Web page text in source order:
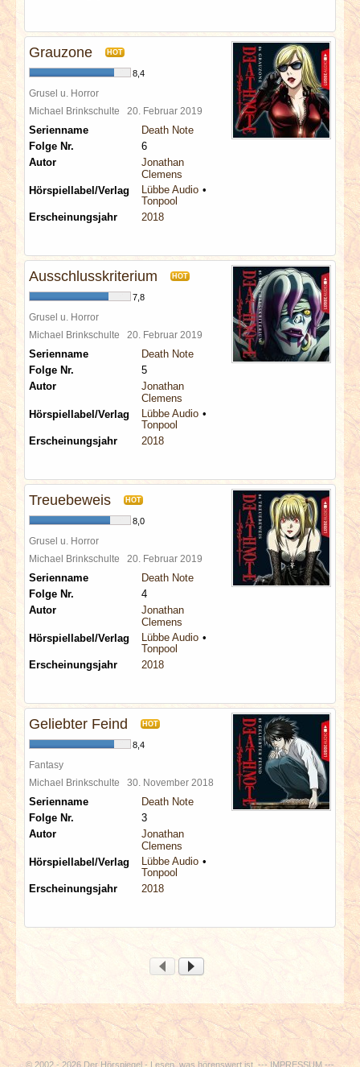
Grauzone HOT
8,4
Grusel u. Horror
Michael Brinkschulte 20. Februar 2019
Serienname
Death Note
Folge Nr.
6
Autor
Jonathan
Clemens
Hörspiellabel/Verlag
Lübbe Audio
Tonpool
Erscheinungsjahr
2018
Ausschlusskriterium HOT
7,8
Grusel u. Horror
Michael Brinkschulte 20. Februar 2019
Serienname
Death Note
Folge Nr.
5
Autor
Jonathan
Clemens
Hörspiellabel/Verlag
Lübbe Audio
Tonpool
Erscheinungsjahr
2018
Treuebeweis HOT
8,0
Grusel u. Horror
Michael Brinkschulte 20. Februar 2019
Serienname
Death Note
Folge Nr.
4
Autor
Jonathan
Clemens
Hörspiellabel/Verlag
Lübbe Audio
Tonpool
Erscheinungsjahr
2018
Geliebter Feind HOT
8,4
Fantasy
Michael Brinkschulte 30. November 2018
Serienname
Death Note
Folge Nr.
3
Autor
Jonathan
Clemens
Hörspiellabel/Verlag
Lübbe Audio
Tonpool
Erscheinungsjahr
2018
© 2002 - 2026 Der Hörspiegel - Lesen, was hörenswert ist. ---IMPRESSUM ---